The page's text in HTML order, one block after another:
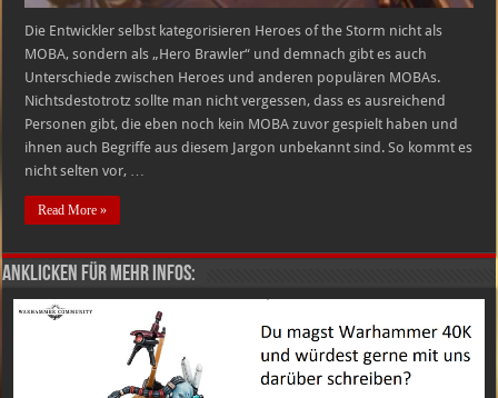
Die Entwickler selbst kategorisieren Heroes of the Storm nicht als
MOBA, sondern als „Hero Brawler“ und demnach gibt es auch
Unterschiede zwischen Heroes und anderen populären MOBAs.
Nichtsdestotrotz sollte man nicht vergessen, dass es ausreichend
Personen gibt, die eben noch kein MOBA zuvor gespielt haben und
ihnen auch Begriffe aus diesem Jargon unbekannt sind. So kommt es
nicht selten vor, …
Read More »
Anklicken für mehr Infos: